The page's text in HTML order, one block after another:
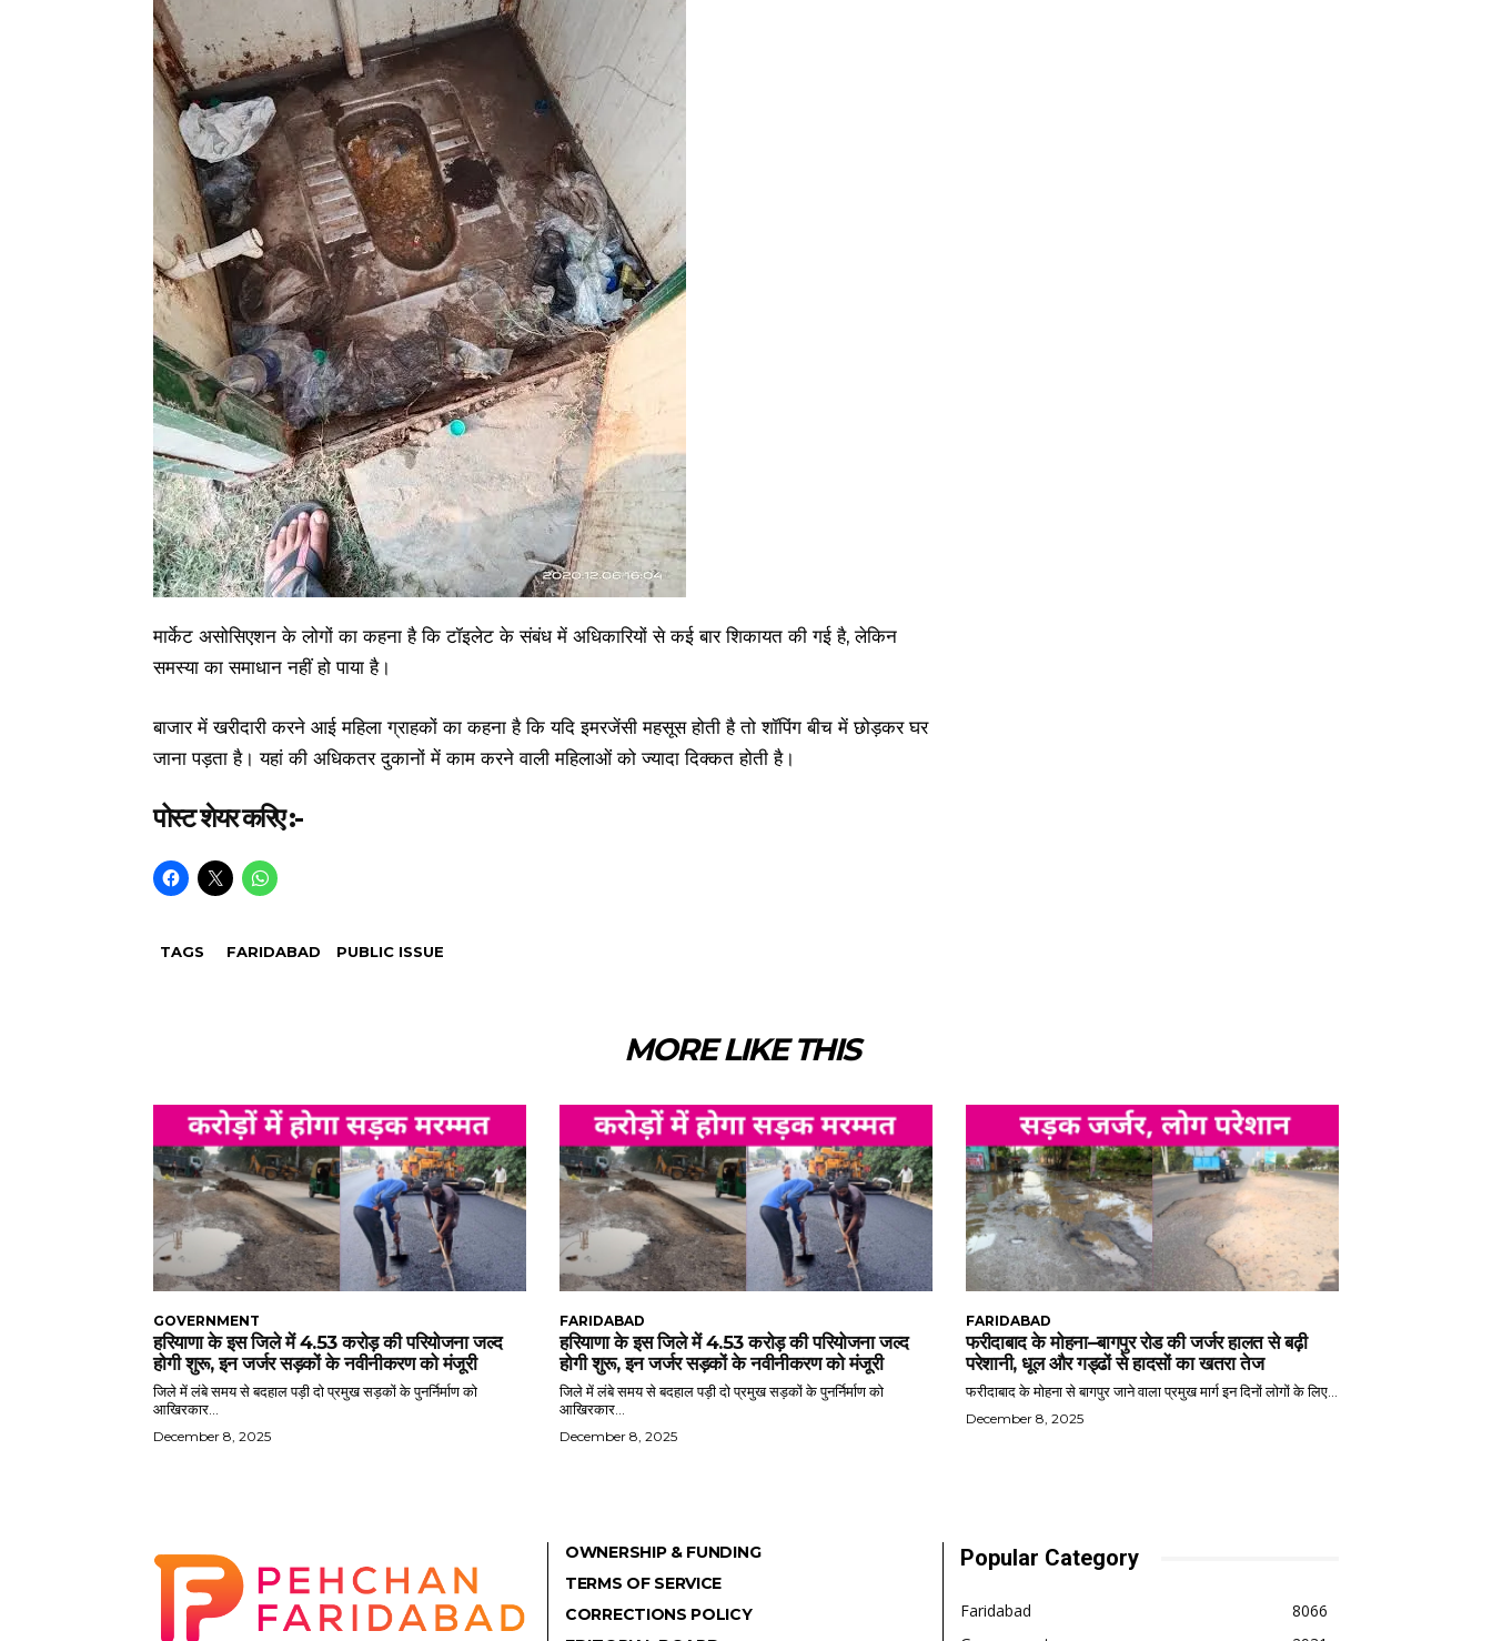
मार्केट असोसिएशन के लोगों का कहना है कि टॉइलेट के संबंध में अधिकारियों से कई बार शिकायत की गई है, लेकिन
समस्या का समाधान नहीं हो पाया है।
बाजार में खरीदारी करने आई महिला ग्राहकों का कहना है कि यदि इमरजेंसी महसूस होती है तो शॉपिंग बीच में छोड़कर घर
जाना पड़ता है। यहां की अधिकतर दुकानों में काम करने वाली महिलाओं को ज्यादा दिक्कत होती है।
पोस्ट शेयर करिए :-
TAGS FARIDABAD PUBLIC ISSUE
MORE LIKE THIS
GOVERNMENT
हरियाणा के इस जिले में 4.53 करोड़ की परियोजना जल्द
होगी शुरू, इन जर्जर सड़कों के नवीनीकरण को मंजूरी
जिले में लंबे समय से बदहाल पड़ी दो प्रमुख सड़कों के पुनर्निर्माण को
आखिरकार...
December 8, 2025
FARIDABAD
हरियाणा के इस जिले में 4.53 करोड़ की परियोजना जल्द
होगी शुरू, इन जर्जर सड़कों के नवीनीकरण को मंजूरी
जिले में लंबे समय से बदहाल पड़ी दो प्रमुख सड़कों के पुनर्निर्माण को
आखिरकार...
December 8, 2025
FARIDABAD
फरीदाबाद के मोहना–बागपुर रोड की जर्जर हालत से बढ़ी
परेशानी, धूल और गड्ढों से हादसों का खतरा तेज
फरीदाबाद के मोहना से बागपुर जाने वाला प्रमुख मार्ग इन दिनों लोगों के लिए...
December 8, 2025
OWNERSHIP & FUNDING
TERMS OF SERVICE
CORRECTIONS POLICY
Popular Category
Faridabad
8066